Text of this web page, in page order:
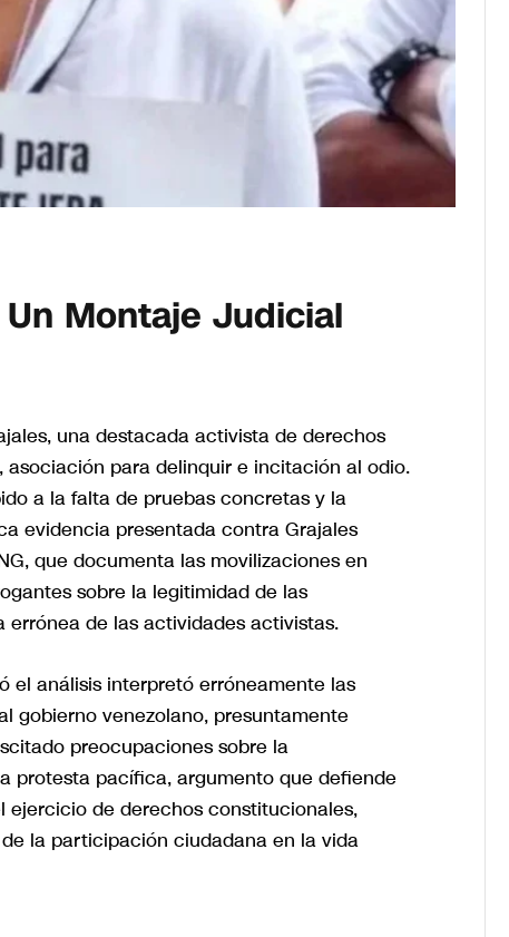
Montaje Judicial
una destacada activista de derechos
para delinquir e incitación al odio.
a la falta de pruebas concretas y la
evidencia presentada contra Grajales
que documenta las movilizaciones en
sobre la legitimidad de las
errónea de las actividades activistas.
el análisis interpretó erróneamente las
gobierno venezolano, presuntamente
preocupaciones sobre la
protesta pacífica, argumento que defiende
ejercicio de derechos constitucionales,
la participación ciudadana en la vida